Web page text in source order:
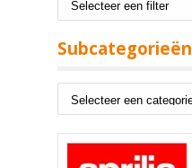
Subcategorieën